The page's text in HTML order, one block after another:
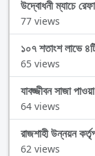
উদ্বোধনী ম্যাচে
77 views
১০৭ শতাংশ লাভে ৪টি
65 views
যাবজ্জীবন সাজা
64 views
রাজশাহী উন্নয়ন
62 views